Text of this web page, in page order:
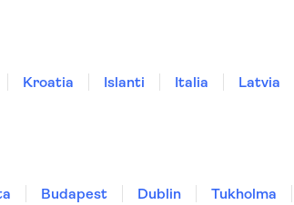
Kroatia Islanti Italia Latvia
Budapest Dublin Tukholma